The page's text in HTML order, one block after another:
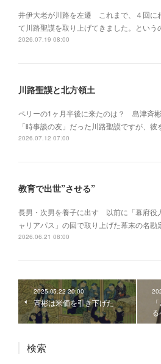
井伊大老が川路を左遷 これまで、４回に
て川路聖謨を取り上げてきました。という
2026.07.19 08:00
川路聖謨と北方領土
ペリーの1ヶ月半後に来たのは？ 島津斉
「時事談の友」だった川路聖謨ですが、彼
2026.07.12 07:00
教育で出世”させる”
長男・次男を養子に出す 以前に「幕府役
ャリアパス」の回で取り上げた幕末の名勘
2026.06.21 08:00
2025.05.22 20:00
斉彬は米価を引き下げた
検索